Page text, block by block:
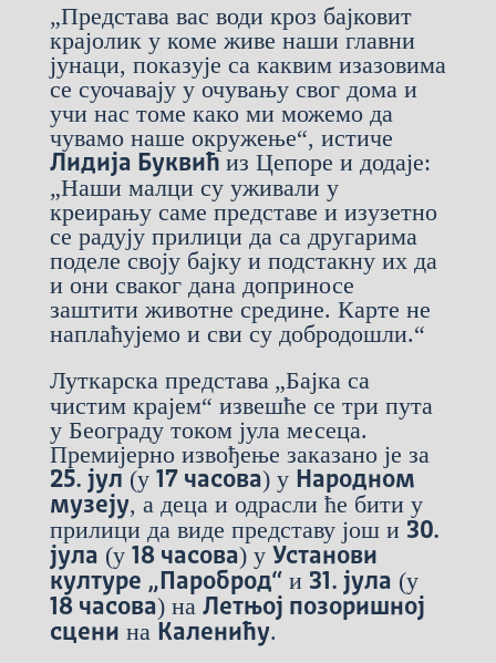
„Представа вас води кроз бајковит
крајолик у коме живе наши главни
јунаци, показује са каквим изазовима
се суочавају у очувању свог дома и
учи нас томе како ми можемо да
чувамо наше окружење“, истиче
Лидија Буквић из Цепоре и додаје:
„Наши малци су уживали у
креирању саме представе и изузетно
се радују прилици да са другарима
поделе своју бајку и подстакну их да
и они сваког дана доприносе
заштити животне средине. Карте не
наплаћујемо и сви су добродошли.“
Луткарска представа „Бајка са
чистим крајем“ извешће се три пута
у Београду током јула месеца.
Премијерно извођење заказано је за
25. јул (у 17 часова) у Народном
музеју, а деца и одрасли ће бити у
прилици да виде представу још и 30.
јула (у 18 часова) у Установи
културе „Пароброд“ и 31. јула (у
18 часова) на Летњој позоришној
сцени на Каленићу.